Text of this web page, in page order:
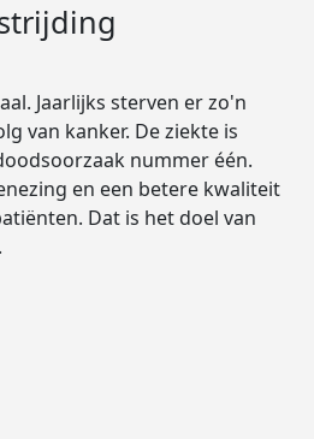
Jaarlijks sterven er zo'n
van kanker. De ziekte is
nummer één.
en een betere kwaliteit
Dat is het doel van